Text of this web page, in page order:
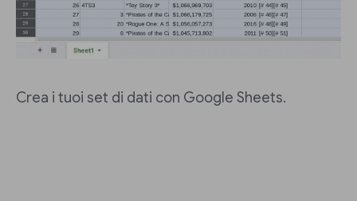
Crea i tuoi set di dati con Google Sheets.